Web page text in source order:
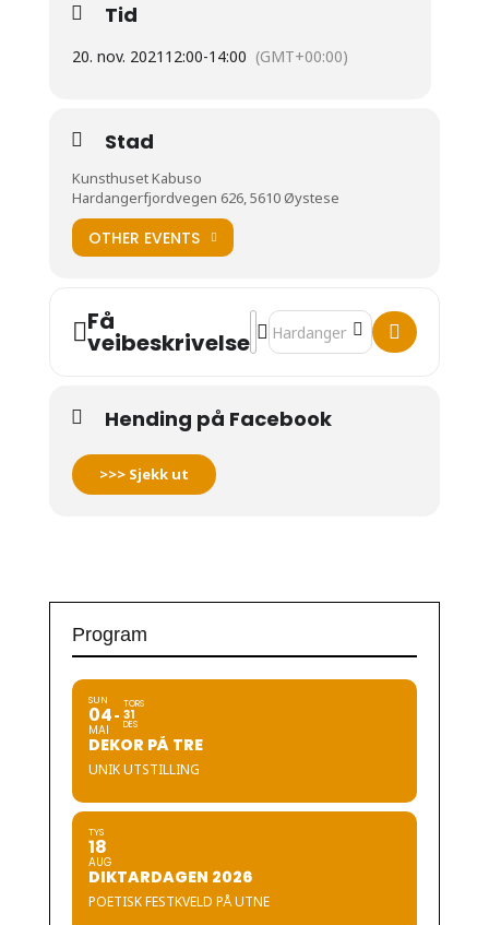
Tid
20. nov. 2021 12:00-14:00 (GMT+00:00)
Stad
Kunsthuset Kabuso
Hardangerfjordvegen 626, 5610 Øystese
OTHER EVENTS
Få
veibeskrivelse
Address - Bornas Kabuso
Destination Address - Bornas
Hending på Facebook
>>> Sjekk ut
Program
SUN
04
MAI
TORS
31
DES
DEKOR PÅ TRE
UNIK UTSTILLING
TYS
18
AUG
DIKTARDAGEN 2026
POETISK FESTKVELD PÅ UTNE